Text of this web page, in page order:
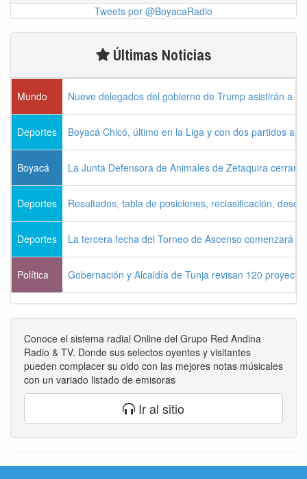
Tweets por @BoyacaRadio
Últimas Noticias
Mundo Nueve delegados del gobierno de Trump asistirán a
Deportes Boyacá Chicó, último en la Liga y con dos partidos
Boyacá La Junta Defensora de Animales de Zetaquira cerrará
Deportes Resultados, tabla de posiciones, reclasificación,
Deportes La tercera fecha del Torneo de Ascenso comenzará
Política Gobernación y Alcaldía de Tunja revisan 120
Conoce el sistema radial Online del Grupo Red Andina
Radio & TV. Donde sus selectos oyentes y visitantes
pueden complacer su oido con las mejores notas músicales
con un variado listado de emisoras
Ir al sitio